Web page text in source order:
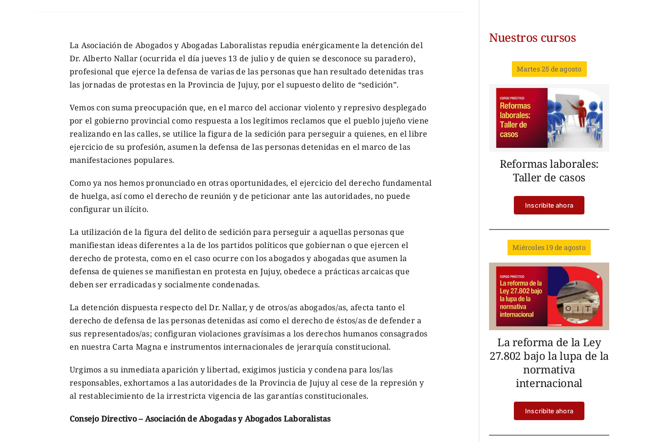
La Asociación de Abogados y Abogadas Laboralistas repudia enérgicamente la detención del
Dr. Alberto Nallar (ocurrida el día jueves 13 de julio y de quien se desconoce su paradero),
profesional que ejerce la defensa de varias de las personas que han resultado detenidas tras
las jornadas de protestas en la Provincia de Jujuy, por el supuesto delito de “sedición”.
Vemos con suma preocupación que, en el marco del accionar violento y represivo desplegado
por el gobierno provincial como respuesta a los legítimos reclamos que el pueblo jujeño viene
realizando en las calles, se utilice la figura de la sedición para perseguir a quienes, en el libre
ejercicio de su profesión, asumen la defensa de las personas detenidas en el marco de las
manifestaciones populares.
Como ya nos hemos pronunciado en otras oportunidades, el ejercicio del derecho fundamental
de huelga, así como el derecho de reunión y de peticionar ante las autoridades, no puede
configurar un ilícito.
La utilización de la figura del delito de sedición para perseguir a aquellas personas que
manifiestan ideas diferentes a la de los partidos políticos que gobiernan o que ejercen el
derecho de protesta, como en el caso ocurre con los abogados y abogadas que asumen la
defensa de quienes se manifiestan en protesta en Jujuy, obedece a prácticas arcaicas que
deben ser erradicadas y socialmente condenadas.
La detención dispuesta respecto del Dr. Nallar, y de otros/as abogados/as, afecta tanto el
derecho de defensa de las personas detenidas así como el derecho de éstos/as de defender a
sus representados/as; configuran violaciones gravísimas a los derechos humanos consagrados
en nuestra Carta Magna e instrumentos internacionales de jerarquía constitucional.
Urgimos a su inmediata aparición y libertad, exigimos justicia y condena para los/las
responsables, exhortamos a las autoridades de la Provincia de Jujuy al cese de la represión y
al restablecimiento de la irrestricta vigencia de las garantías constitucionales.
Consejo Directivo – Asociación de Abogadas y Abogados Laboralistas
Nuestros cursos
Martes 25 de agosto
Reformas laborales:
Taller de casos
Inscribite ahora
Miércoles 19 de agosto
La reforma de la Ley
27.802 bajo la lupa de la
normativa
internacional
Inscribite ahora